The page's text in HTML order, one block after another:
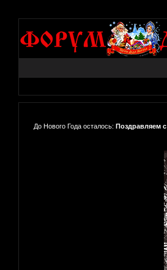
До Нового Года осталось: Поздравляем с